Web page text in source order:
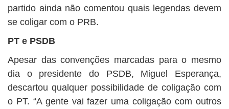
partido ainda não comentou quais legendas devem
se coligar com o PRB.
PT e PSDB
Apesar das convenções marcadas para o mesmo
dia o presidente do PSDB, Miguel Esperança,
descartou qualquer possibilidade de coligação com
o PT. “A gente vai fazer uma coligação com outros